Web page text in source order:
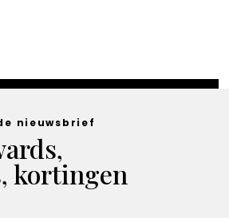
nieuwsbrief
kortingen